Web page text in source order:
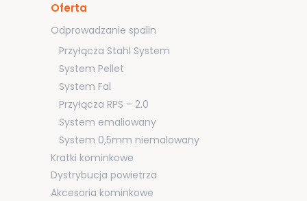
Oferta
Odprowadzanie spalin
Przyłącza Stahl System
System Pellet
System Fal
Przyłącza RPS – 2.0
System emaliowany
System 0,5mm niemalowany
Kratki kominkowe
Dystrybucja powietrza
Akcesoria kominkowe